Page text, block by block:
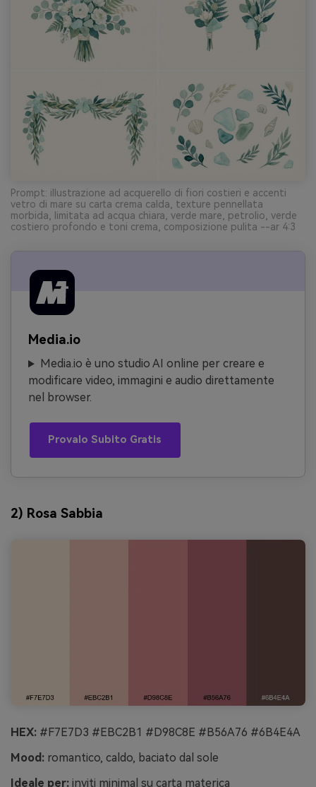
Prompt: illustrazione ad acquerello di fiori costieri e accenti
vetro di mare su carta crema calda, texture pennellata
morbida, limitata ad acqua chiara, verde mare, petrolio, verde
costiero profondo e toni crema, composizione pulita --ar 4:3
Media.io
Media.io è uno studio AI online per creare e
modificare video, immagini e audio direttamente
nel browser.
Provalo Subito Gratis
2) Rosa Sabbia
HEX: #F7E7D3 #EBC2B1 #D98C8E #B56A76 #6B4E4A
Mood: romantico, caldo, baciato dal sole
Ideale per: inviti minimal su carta materica